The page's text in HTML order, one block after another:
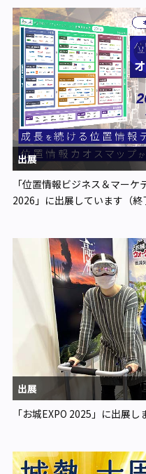
出展
「位置情報ビジネス＆マー
2026」に出展しています（終
出展
「お城EXPO 2025」に出展し